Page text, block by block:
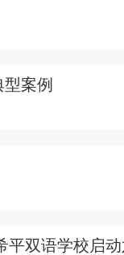
案例
平双语学校启